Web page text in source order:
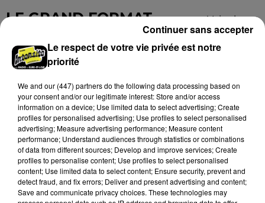
Grâce...
LE GRAND FORMAT Voir plus
Stars'Terre 2026 : Philippe Palmieri dévoile
Le respect de votre vie privée est notre
priorité
We and our (447) partnersdo the following data processing based on
your consent and/or our legitimate interest: Store and/or access
information on a device; Use limited data to select advertising; Create
profiles for personalised advertising; Use profiles to select personalised
advertising; Measure advertising performance; Measure content
performance; Understand audiences through statistics or combinations
of data from different sources; Develop and improve services; Create
profiles to personalise content; Use profiles to select personalised
content; Use limited data to select content; Ensure security, prevent and
detect fraud, and fix errors; Deliver and present advertising and content;
Save and communicate privacy choices. These technologies may
Continuer sans accepter